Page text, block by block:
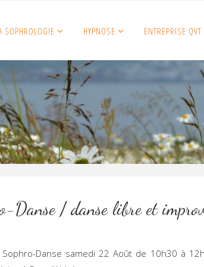
SOPHROLOGIE HYPNOSE ENTREPRISE QVT
Danse / danse libre et
Sophro-Danse samedi 22 Août de 10h30 à